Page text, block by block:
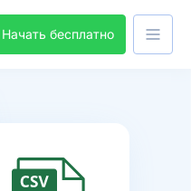
Начать бесплатно